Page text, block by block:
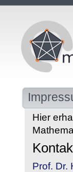
Hier
Prof. Dr.